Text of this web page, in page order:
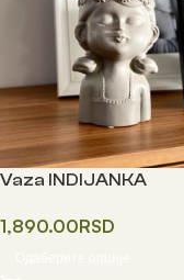
Vaza INDIJANKA
1,890.00RSD